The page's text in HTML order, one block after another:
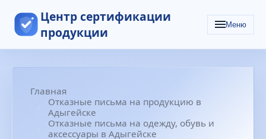
Центр сертификации
продукции
Меню
Главная
Отказные письма на продукцию в
Адыгейске
Отказные письма на одежду, обувь и
аксессуары в Адыгейске